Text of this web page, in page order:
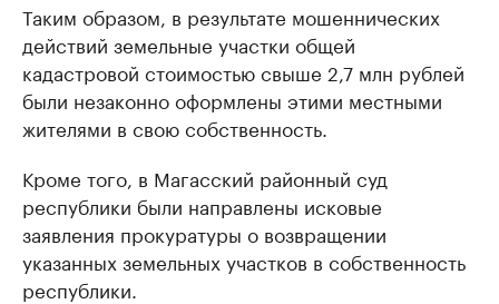
Таким образом, в результате мошеннических
действий земельные участки общей
кадастровой стоимостью свыше 2,7 млн рублей
были незаконно оформлены этими местными
жителями в свою собственность.
Кроме того, в Магасский районный суд
республики были направлены исковые
заявления прокуратуры о возвращении
указанных земельных участков в собственность
республики.